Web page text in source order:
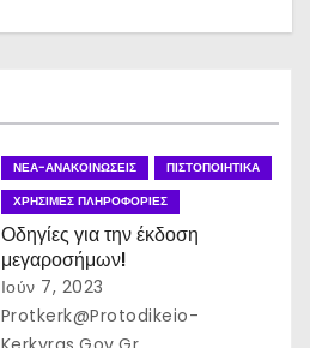
ΝΈΑ-ΑΝΑΚΟΙΝΏΣΕΙΣ
ΠΙΣΤΟΠΟΙΗΤΙΚΆ
ΧΡΉΣΙΜΕΣ ΠΛΗΡΟΦΟΡΊΕΣ
Οδηγίες για την έκδοση
μεγαροσήμων!
Ιούν 7, 2023
Protkerk@protodikeio-